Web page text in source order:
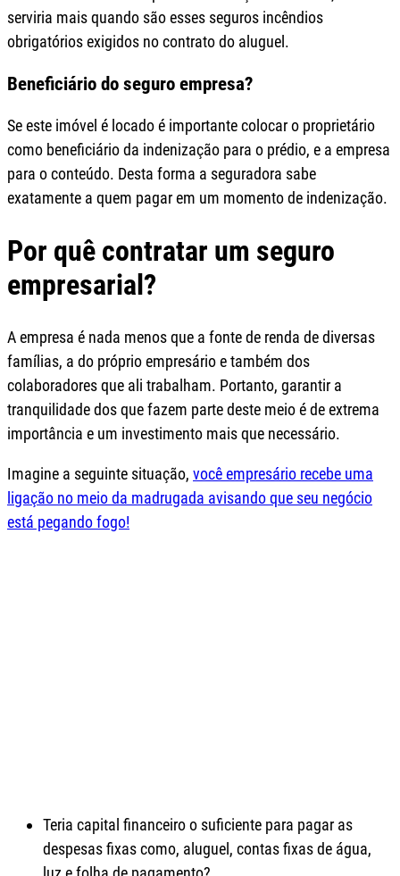
serviria mais quando são esses seguros incêndios
obrigatórios exigidos no contrato do aluguel.
Beneficiário do seguro empresa?
Se este imóvel é locado é importante colocar o proprietário
como beneficiário da indenização para o prédio, e a empresa
para o conteúdo. Desta forma a seguradora sabe
exatamente a quem pagar em um momento de indenização.
Por quê contratar um seguro
empresarial?
A empresa é nada menos que a fonte de renda de diversas
famílias, a do próprio empresário e também dos
colaboradores que ali trabalham. Portanto, garantir a
tranquilidade dos que fazem parte deste meio é de extrema
importância e um investimento mais que necessário.
Imagine a seguinte situação, você empresário recebe uma
ligação no meio da madrugada avisando que seu negócio
está pegando fogo!
Teria capital financeiro o suficiente para pagar as
despesas fixas como, aluguel, contas fixas de água,